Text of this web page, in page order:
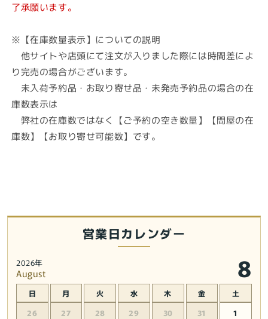
了承願います。
※【在庫数量表示】についての説明
他サイトや店頭にて注文が入りました際には時間差によ
り完売の場合がございます。
未入荷予約品・お取り寄せ品・未発売予約品の場合の在
庫数表示は
弊社の在庫数ではなく【ご予約の空き数量】【問屋の在
庫数】【お取り寄せ可能数】です。
営業日カレンダー
2026年
August 8
日 月 火 水 木 金 土
26 27 28 29 30 31
1